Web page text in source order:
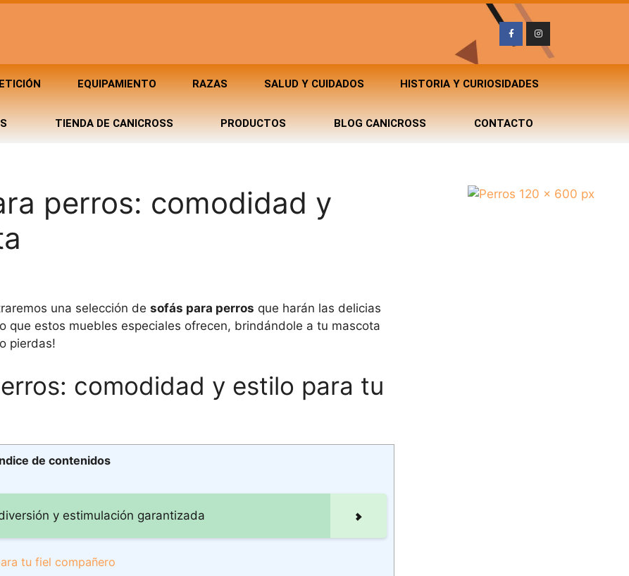
EQUIPAMIENTO RAZAS SALUD Y CUIDADOS HISTORIA Y CURIOSIDADES
TIENDA DE CANICROSS PRODUCTOS BLOG CANICROSS CONTACTO
perros: comodidad y
una selección de sofás para perros que harán las delicias
que estos muebles especiales ofrecen, brindándole a tu mascota
pierdas!
comodidad y estilo para tu
de contenidos
y estimulación garantizada
tu fiel compañero